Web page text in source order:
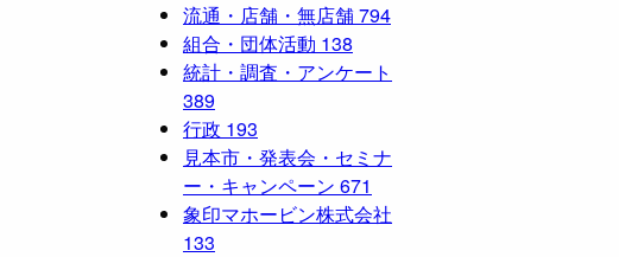
流通・店舗・無店舗794
組合・団体活動 138
統計・調査・アンケート
389
行政 193
見本市・発表会・セミナ
ー・キャンペーン 671
象印マホービン株式会社
133